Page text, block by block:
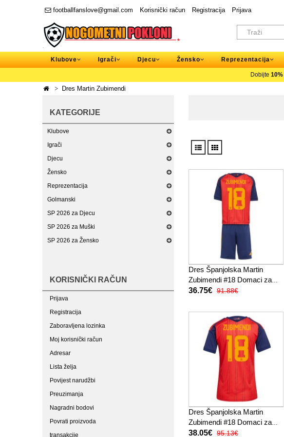
footballfanslove@gmail.com Korisnički račun Registracija Prijava
Klubove Igrači Djecu Žensko Reprezentacija
Dobijte 10%
Dres Martin Zubimendi
KATEGORIJE
Klubove
Igrači
Djecu
Žensko
Reprezentacija
Golmanski
SP 2026 za Djecu
SP 2026 za Muški
SP 2026 za Žensko
KORISNIČKI RAČUN
Prijava
Registracija
Zaboravljena lozinka
Moj korisnički račun
Adresar
Lista želja
Povijest narudžbi
Preuzimanja
Nagradni bodovi
Povrati proizvoda
transakcije
Dres Španjolska Martin
Zubimendi #18 Domaci za
djecu SP 2026 Kratak Rukav
36.75€ 91.88€
Dres Španjolska Martin
Zubimendi #18 Domaci za
Žensko SP 2026 Kratak
38.05€ 95.13€